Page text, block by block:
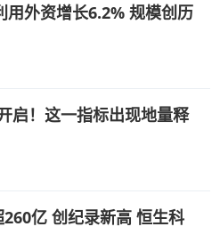
用外资增长6.2% 规模创历
启！这一指标出现地量释
亿 创纪录新高 恒生科